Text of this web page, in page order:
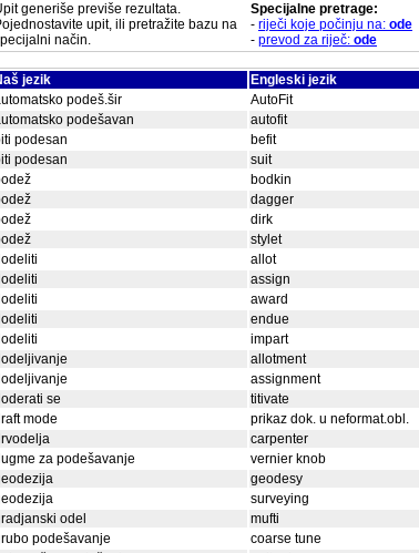
generiše previše rezultata.
upit, ili pretražite bazu na
način.
Specijalne pretrage:
- riječi koje počinju na: ode
- prevod za riječ: ode
jezik
Engleski jezik
podeš.šir
AutoFit
podešavan
autofit
podesan
befit
podesan
suit
bodkin
dagger
dirk
stylet
allot
assign
award
endue
impart
allotment
assignment
se
titivate
mode
prikaz dok. u neformat.obl.
carpenter
za podešavanje
vernier knob
geodesy
surveying
odel
mufti
podešavanje
coarse tune